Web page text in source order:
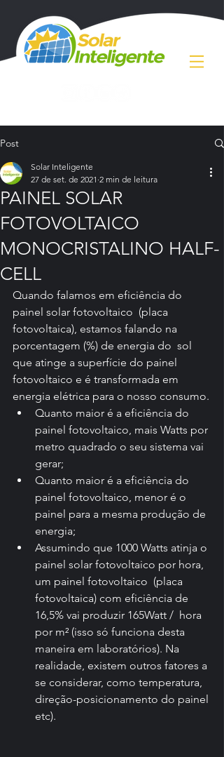
Post
PAINEL SOLAR
FOTOVOLTAICO
MONOCRISTALINO HALF-
CELL
Solar Inteligente
27 de set. de 2021 2 min de leitura
Quando falamos em eficiência do
painel solar fotovoltaico  (placa
fotovoltaica), estamos falando na
porcentagem (%) de energia do  sol
que atinge a superfície do painel
fotovoltaico e é transformada em
energia elétrica para o nosso consumo.
Quanto maior é a eficiência do
painel fotovoltaico, mais Watts por
metro quadrado o seu sistema vai
gerar;
Quanto maior é a eficiência do
painel fotovoltaico, menor é o
painel para a mesma produção de
energia;
Assumindo que 1000 Watts atinja o
painel solar fotovoltaico por hora,
um painel fotovoltaico  (placa
fotovoltaica) com eficiência de
16,5% vai produzir 165Watt /  hora
por m² (isso só funciona desta
maneira em laboratórios). Na
realidade, existem outros fatores a
se considerar, como temperatura,
direção-posicionamento do painel
etc).